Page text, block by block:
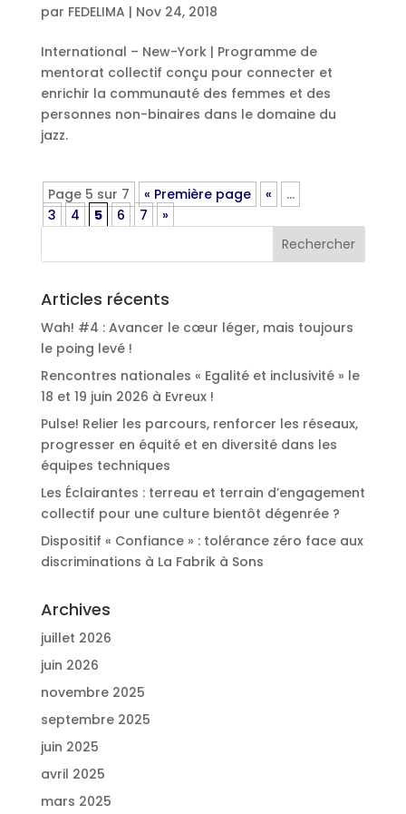
par FEDELIMA | Nov 24, 2018
International – New-York | Programme de
mentorat collectif conçu pour connecter et
enrichir la communauté des femmes et des
personnes non-binaires dans le domaine du
jazz.
Page 5 sur 7 « Première page «
…
3
4 5 6 7 »
Articles récents
Wah! #4 : Avancer le cœur léger, mais toujours
le poing levé !
Rencontres nationales « Egalité et inclusivité » le
18 et 19 juin 2026 à Evreux !
Pulse! Relier les parcours, renforcer les réseaux,
progresser en équité et en diversité dans les
équipes techniques
Les Éclairantes : terreau et terrain d’engagement
collectif pour une culture bientôt dégenrée ?
Dispositif « Confiance » : tolérance zéro face aux
discriminations à La Fabrik à Sons
Archives
juillet 2026
juin 2026
novembre 2025
septembre 2025
juin 2025
avril 2025
mars 2025